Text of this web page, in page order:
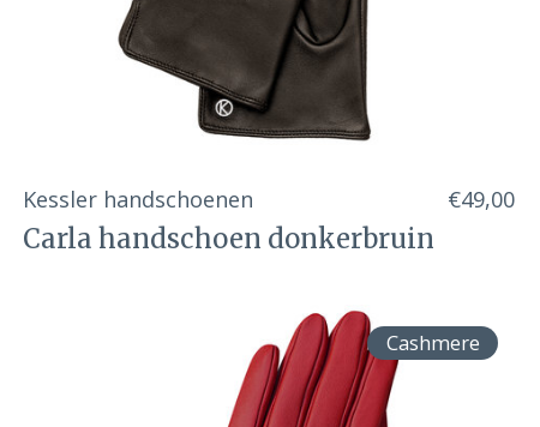
Kessler handschoenen
Carla handschoen donkerbruin
€49,00
Cashmere